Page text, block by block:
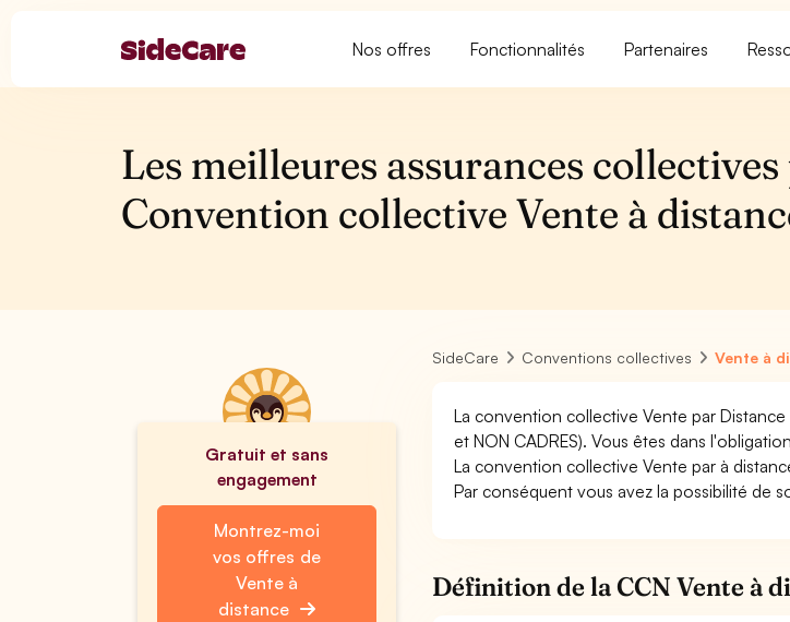
Nos offres Fonctionnalités Partenaires
Les meilleures assurances
Convention collective Vente à
Gratuit et sans
engagement
Montrez-moi
vos offres de
Vente à
distance
SideCare Conventions collectives Vente à
La convention collective Vente par
et NON CADRES). Vous êtes dans
La convention collective Vente par à
Par conséquent vous avez la possibilité de
Définition de la CCN Vente à